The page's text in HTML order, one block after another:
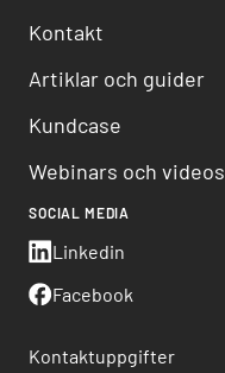
Kontakt
Artiklar och guider
Kundcase
Webinars och videos
SOCIAL MEDIA
Linkedin
Facebook
Kontaktuppgifter